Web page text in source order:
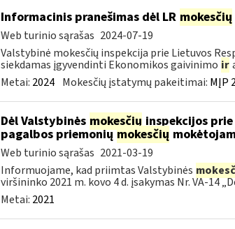
Informacinis pranešimas dėl LR mokesčių
Web turinio sąrašas 2024-07-19
Valstybinė mokesčių inspekcija prie Lietuvos
siekdamas įgyvendinti Ekonomikos gaivinimo ir
Metai: 2024 Mokesčių įstatymų pakeitimai: MĮP
Dėl Valstybinės mokesčiųinspekcijos prie
pagalbos priemoniųmokesčių
Web turinio sąrašas 2021-03-19
Informuojame, kad priimtas Valstybinės
viršininko 2021 m. kovo 4 d. įsakymas Nr. VA-14
Metai: 2021